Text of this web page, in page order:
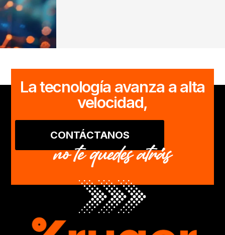
La tecnología avanza a alta
velocidad,
CONTÁCTANOS
no te quedes atrás